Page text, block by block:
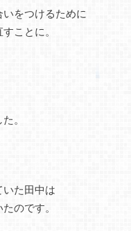
をつけるために
ことに。
。
た田中は
のです。